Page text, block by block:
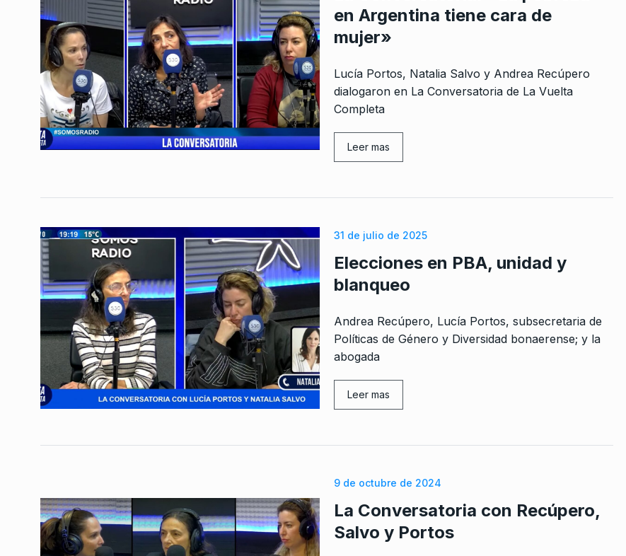
en Argentina tiene cara de
mujer»
Lucía Portos, Natalia Salvo y Andrea Recúpero
dialogaron en La Conversatoria de La Vuelta
Completa
Leer mas
31 de julio de 2025
Elecciones en PBA, unidad y
blanqueo
Andrea Recúpero, Lucía Portos, subsecretaria de
Políticas de Género y Diversidad bonaerense; y la
abogada
Leer mas
9 de octubre de 2024
La Conversatoria con Recúpero,
Salvo y Portos
Conversatorio de miércoles:,
Tognetti, Sztulwark, Horowicz y
2
Sharp: «Chile tiene uno de los
neoliberalismo más
desarrollados del…
ALERTA! 23 De Marzo De 2023
8
9
BONAVITTA 530 4 De Julio De 2024